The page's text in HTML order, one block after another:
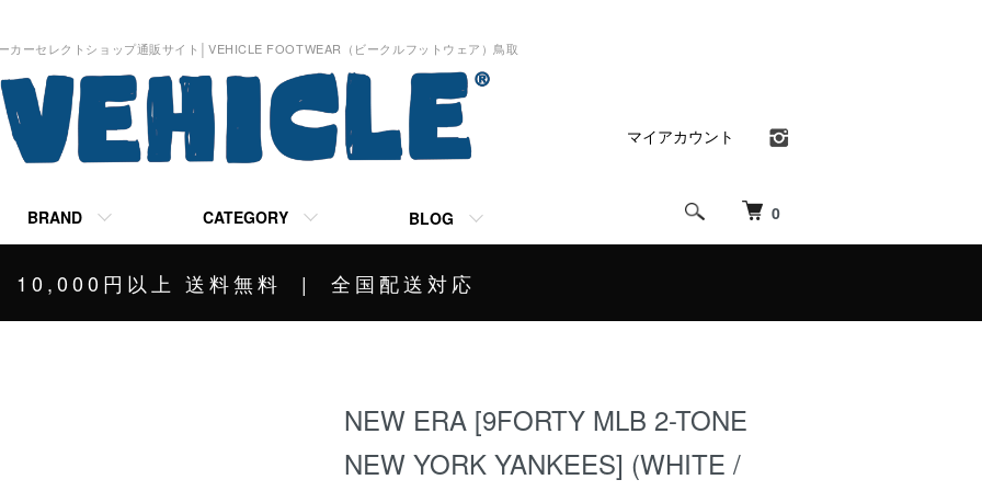
カーセレクトショップ通販サイト│VEHICLE FOOTWEAR（ビークルフットウェア）鳥取
0
BRAND CATEGORY BLOG
マイアカウント
10,000円以上 送料無料 | 全国配送対応
NEW ERA [9FORTY MLB 2-TONE
NEW YORK YANKEES] (WHITE /